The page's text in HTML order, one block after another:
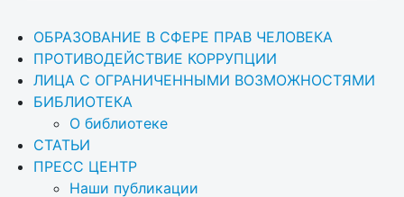
ОБРАЗОВАНИЕ В СФЕРЕ ПРАВ ЧЕЛОВЕКА
ПРОТИВОДЕЙСТВИЕ КОРРУПЦИИ
ЛИЦА С ОГРАНИЧЕННЫМИ ВОЗМОЖНОСТЯМИ
БИБЛИОТЕКА
О библиотеке
СТАТЬИ
ПРЕСС ЦЕНТР
Наши публикации